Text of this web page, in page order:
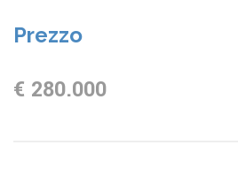
Prezzo
€ 280.000